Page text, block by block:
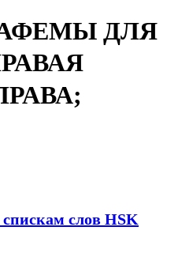
ДЛЯ
слов HSK